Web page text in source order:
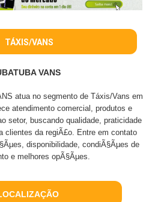
TÁXIS/VANS
VANS
atua no segmento de Táxis/Vans em
atendimento comercial, produtos e
setor, buscando qualidade, praticidade
clientes da regiÃ£o. Entre em contato
disponibilidade, condiÃ§Ãµes de
e melhores opÃ§Ãµes.